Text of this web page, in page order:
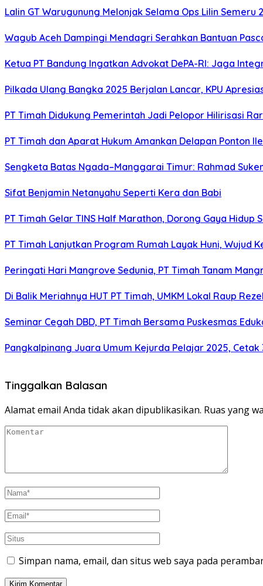
Lalin GT Warugunung Melonjak Selama Ops Lilin
Wagub Aceh Dampingi Mendagri Serahkan Bantuan
Ketua PT Bandung Ingatkan Advokat DePA-RI: Jaga
Pilkada Ulang Bangka 2025 Berjalan Lancar, KPU
PT Timah Didukung Pemerintah Jadi Pelopor Hilirisasi
PT Timah dan Aparat Hukum Amankan Delapan Ponton
Sengketa Batas Ngada–Manggarai Timur: Rahmad
Sifat Benjamin Netanyahu Seperti Kera dan Babi
PT Timah Gelar TINS Half Marathon, Dorong Gaya Hidup
PT Timah Lanjutkan Program Rumah Layak Huni, Wujud
Peringati Hari Mangrove Sedunia, PT Timah Tanam
Di Balik Meriahnya HUT PT Timah, UMKM Lokal Raup
Seminar Cegah DBD, PT Timah Bersama Puskesmas
Pangkalpinang Juara Umum Kejurda Pelajar 2025, Cetak
Tinggalkan Balasan
Alamat email Anda tidak akan dipublikasikan. Ruas yang
Simpan nama, email, dan situs web saya pada